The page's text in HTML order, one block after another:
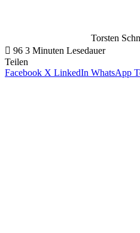
Torsten
96 3 Minuten Lesedauer
Teilen
Facebook X LinkedIn WhatsApp